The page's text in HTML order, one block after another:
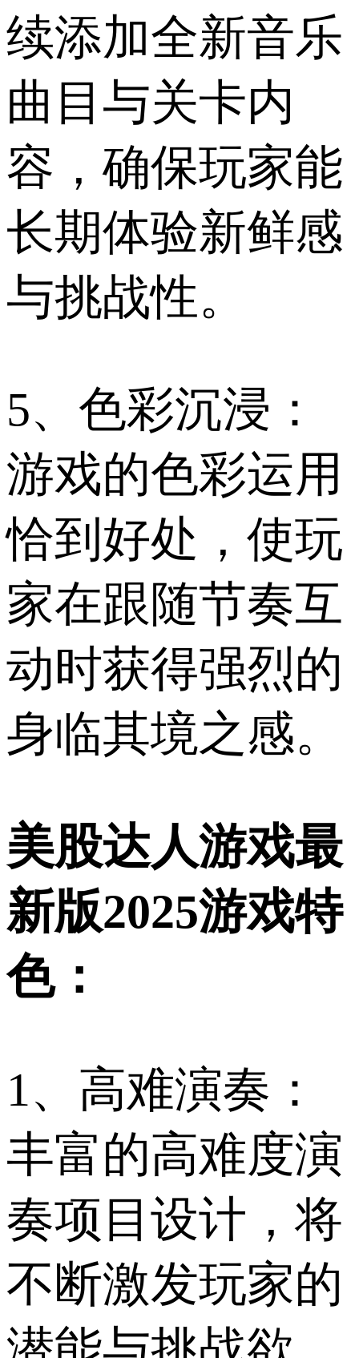
续添加全新音乐
曲目与关卡内
容，确保玩家能
长期体验新鲜感
与挑战性。
5、色彩沉浸：
游戏的色彩运用
恰到好处，使玩
家在跟随节奏互
动时获得强烈的
身临其境之感。
美股达人游戏最
新版2025游戏特
色：
1、高难演奏：
丰富的高难度演
奏项目设计，将
不断激发玩家的